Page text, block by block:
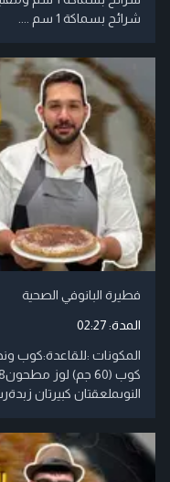
شرائح بسماكة 1 سم ....
فطيرة البانوفي الصحية
المدة:02:27
النوىملعقتان كبيرتان